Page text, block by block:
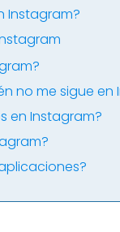
Instagram?
no me sigue en
en Instagram?